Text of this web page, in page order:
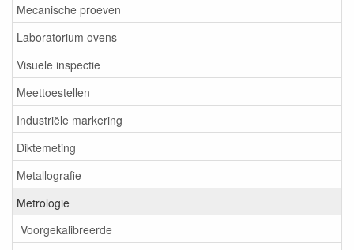
Mecanische proeven
Laboratorium ovens
Visuele inspectie
Meettoestellen
Industriële markering
Diktemeting
Metallografie
Metrologie
Voorgekalibreerde